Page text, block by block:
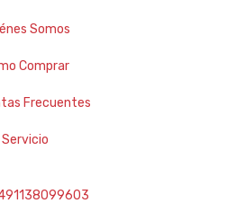
Somos
Comprar
Frecuentes
Servicio